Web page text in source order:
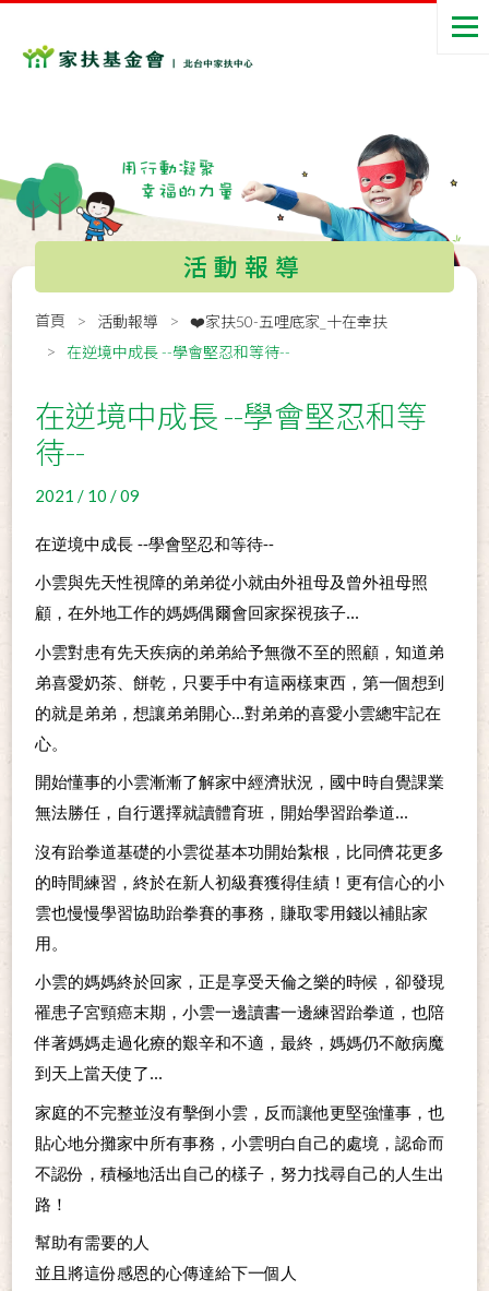
活動報導
首頁 活動報導
❤️家扶50-五哩底家_十在幸扶
在逆境中成長 --學會堅忍和等待--
在逆境中成長 --學會堅忍和等
待--
2021 / 10 / 09
在逆境中成長 --學會堅忍和等待--
小雲與先天性視障的弟弟從小就由外祖母及曾外祖母照
顧，在外地工作的媽媽偶爾會回家探視孩子...
小雲對患有先天疾病的弟弟給予無微不至的照顧，知道弟
弟喜愛奶茶、餅乾，只要手中有這兩樣東西，第一個想到
的就是弟弟，想讓弟弟開心...對弟弟的喜愛小雲總牢記在
心。
開始懂事的小雲漸漸了解家中經濟狀況，國中時自覺課業
無法勝任，自行選擇就讀體育班，開始學習跆拳道...
沒有跆拳道基礎的小雲從基本功開始紮根，比同儕花更多
的時間練習，終於在新人初級賽獲得佳績！更有信心的小
雲也慢慢學習協助跆拳賽的事務，賺取零用錢以補貼家
用。
小雲的媽媽終於回家，正是享受天倫之樂的時候，卻發現
罹患子宮頸癌末期，小雲一邊讀書一邊練習跆拳道，也陪
伴著媽媽走過化療的艱辛和不適，最終，媽媽仍不敵病魔
到天上當天使了...
家庭的不完整並沒有擊倒小雲，反而讓他更堅強懂事，也
貼心地分攤家中所有事務，小雲明白自己的處境，認命而
不認份，積極地活出自己的樣子，努力找尋自己的人生出
路！
幫助有需要的人
並且將這份感恩的心傳達給下一個人